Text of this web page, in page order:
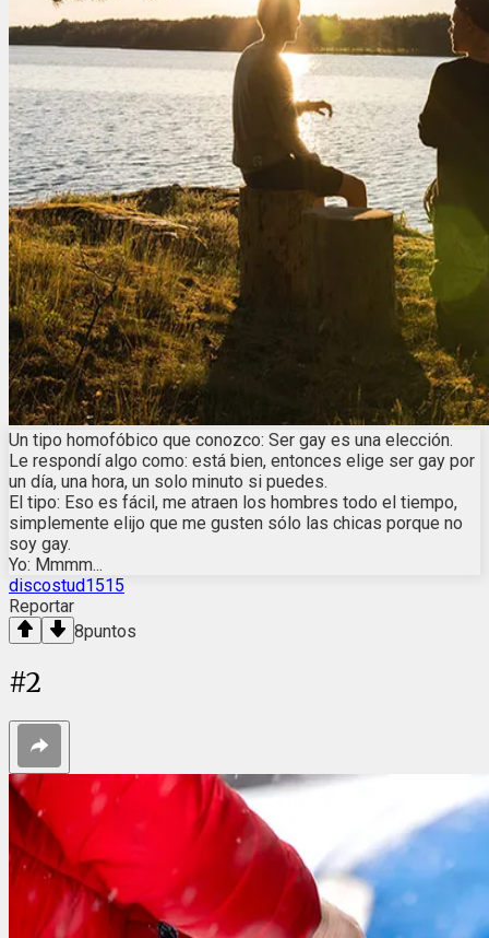
Un tipo homofóbico que conozco: Ser gay es una elección.
Le respondí algo como: está bien, entonces elige ser gay por
un día, una hora, un solo minuto si puedes.
El tipo: Eso es fácil, me atraen los hombres todo el tiempo,
simplemente elijo que me gusten sólo las chicas porque no
soy gay.
Yo: Mmmm...
discostud1515
Reportar
8puntos
#2